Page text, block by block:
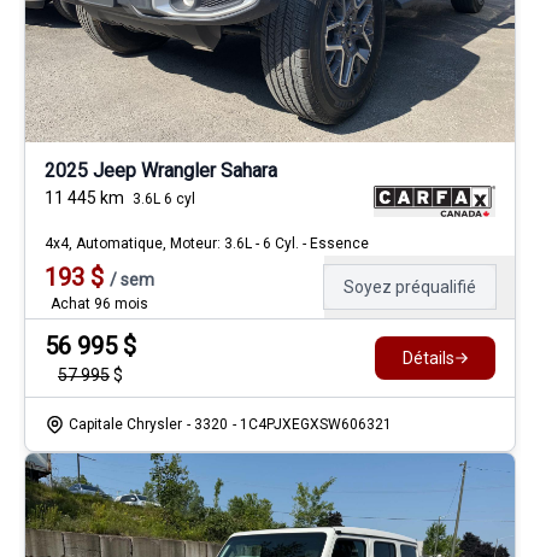
2025 Jeep Wrangler Sahara
11 445 km 3.6L 6 cyl
4x4, Automatique, Moteur: 3.6L - 6 Cyl. - Essence
193 $ /sem
Achat 96 mois
Soyez préqualifié
56 995$
57 995$
Détails
Capitale Chrysler - 3320 - 1C4PJXEGXSW606321